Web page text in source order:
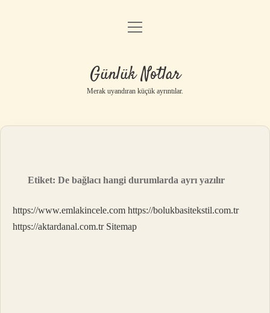
Anasayfa
Yasal Uyarı
menüyü
Günlük Notlar
Merak uyandıran küçük ayrıntılar.
Etiket:De bağlacı hangi durumlarda ayrı yazılır
https://www.emlakincele.com https://bolukbasitekstil.com.tr
https://aktardanal.com.tr Sitemap